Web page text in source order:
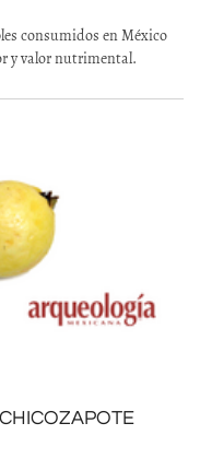
consumidos en México
y valor nutrimental.